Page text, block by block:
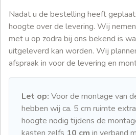
Nadat u de bestelling heeft
hoogte over de levering. Wij
met u op zodra bij ons bekend is
uitgeleverd kan worden. Wij
afspraak in voor de levering en
Let op: Voor de montage van
hebben wij ca. 5 cm ruimte
hoogte nodig tijdens de